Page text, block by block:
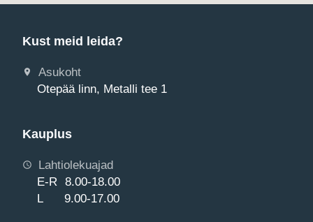
Kust meid leida?
Asukoht
Otepää linn, Metalli tee 1
Kauplus
Lahtiolekuajad
E-R 8.00-18.00
L 9.00-17.00